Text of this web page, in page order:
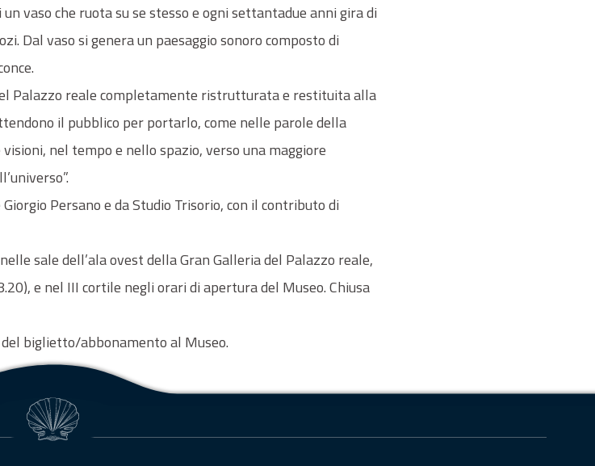
vaso che ruota su se stesso e ogni settantadue anni gira di
Dal vaso si genera un paesaggio sonoro composto di
Palazzo reale completamente ristrutturata e restituita alla
il pubblico per portarlo, come nelle parole della
nel tempo e nello spazio, verso una maggiore
Persano e da Studio Trisorio, con il contributo di
sale dell’ala ovest della Gran Galleria del Palazzo reale,
e nel III cortile negli orari di apertura del Museo. Chiusa
biglietto/abbonamento al Museo.